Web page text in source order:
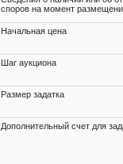
споров на момент
Начальная цена
Шаг аукциона
Размер задатка
Дополнительный счет для